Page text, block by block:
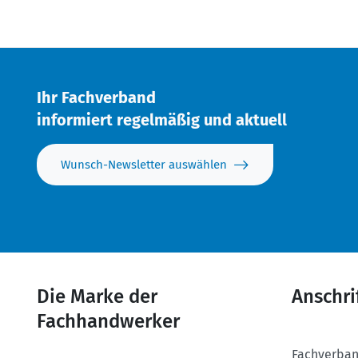
Ihr Fachverband
informiert regelmäßig und aktuell
Wunsch-Newsletter auswählen
Die Marke der
Fachhandwerker